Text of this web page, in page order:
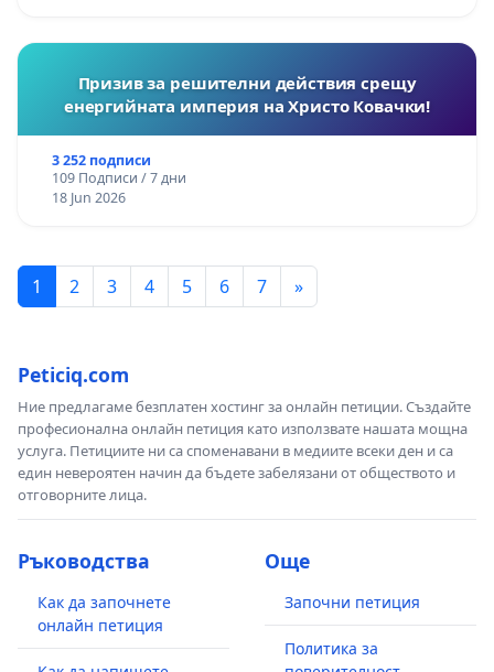
Призив за решителни действия срещу
енергийната империя на Христо Ковачки!
3 252 подписи
109 Подписи / 7 дни
18 Jun 2026
1 2 3 4 5 6 7 »
Peticiq.com
Ние предлагаме безплатен хостинг за онлайн петиции. Създайте
професионална онлайн петиция като използвате нашата мощна
услуга. Петициите ни са споменавани в медиите всеки ден и са
един невероятен начин да бъдете забелязани от обществото и
отговорните лица.
Ръководства
Как да започнете
онлайн петиция
Още
Започни петиция
Политика за